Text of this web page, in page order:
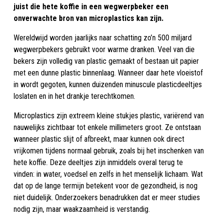
juist die hete koffie in een wegwerpbeker een
onverwachte bron van microplastics kan zijn.
Wereldwijd worden jaarlijks naar schatting zo’n 500 miljard
wegwerpbekers gebruikt voor warme dranken. Veel van die
bekers zijn volledig van plastic gemaakt of bestaan uit papier
met een dunne plastic binnenlaag. Wanneer daar hete vloeistof
in wordt gegoten, kunnen duizenden minuscule plasticdeeltjes
loslaten en in het drankje terechtkomen.
Microplastics zijn extreem kleine stukjes plastic, variërend van
nauwelijks zichtbaar tot enkele millimeters groot. Ze ontstaan
wanneer plastic slijt of afbreekt, maar kunnen ook direct
vrijkomen tijdens normaal gebruik, zoals bij het inschenken van
hete koffie. Deze deeltjes zijn inmiddels overal terug te
vinden: in water, voedsel en zelfs in het menselijk lichaam. Wat
dat op de lange termijn betekent voor de gezondheid, is nog
niet duidelijk. Onderzoekers benadrukken dat er meer studies
nodig zijn, maar waakzaamheid is verstandig.